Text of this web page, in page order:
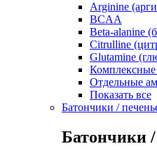
Arginine
BCAA
Beta-alanine
Citrulline
Glutamine
Отдельные
Показать все
Батончики /
Батончики